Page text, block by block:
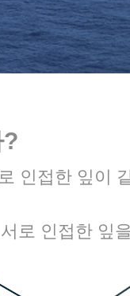
인접한 잎이
로 인접한 잎